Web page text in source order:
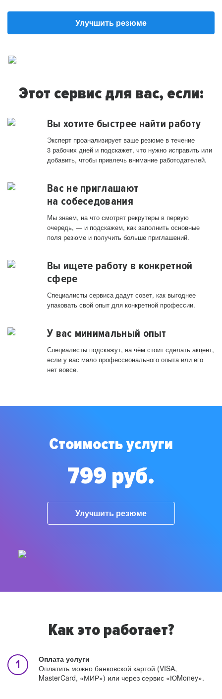
Улучшить резюме
Этот сервис для вас, если:
Вы хотите быстрее найти работу
Эксперт проанализирует ваше резюме в течение
3 рабочих дней и подскажет, что нужно исправить или
добавить, чтобы привлечь внимание работодателей.
Вас не приглашают
на собеседования
Мы знаем, на что смотрят рекрутеры в первую
очередь, — и подскажем, как заполнить основные
поля резюме и получить больше приглашений.
Вы ищете работу в конкретной
сфере
Специалисты сервиса дадут совет, как выгоднее
упаковать свой опыт для конкретной профессии.
У вас минимальный опыт
Специалисты подскажут, на чём стоит сделать акцент,
если у вас мало профессионального опыта или его
нет вовсе.
Стоимость услуги
799 руб.
Улучшить резюме
Как это работает?
Оплата услуги
Оплатить можно банковской картой (VISA,
MasterCard, «МИР») или через сервис «ЮMoney».